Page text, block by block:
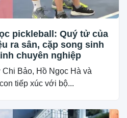
pickleball: Quý tử của
ra sân, cặp song sinh
chuyên nghiệp
Bảo, Hồ Ngọc Hà và
tiếp xúc với bộ...